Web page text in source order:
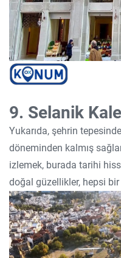
9. Selanik
Yukarıda, şehrin
döneminden kalmış
izlemek, burada tarihi
doğal güzellikler, hepsi